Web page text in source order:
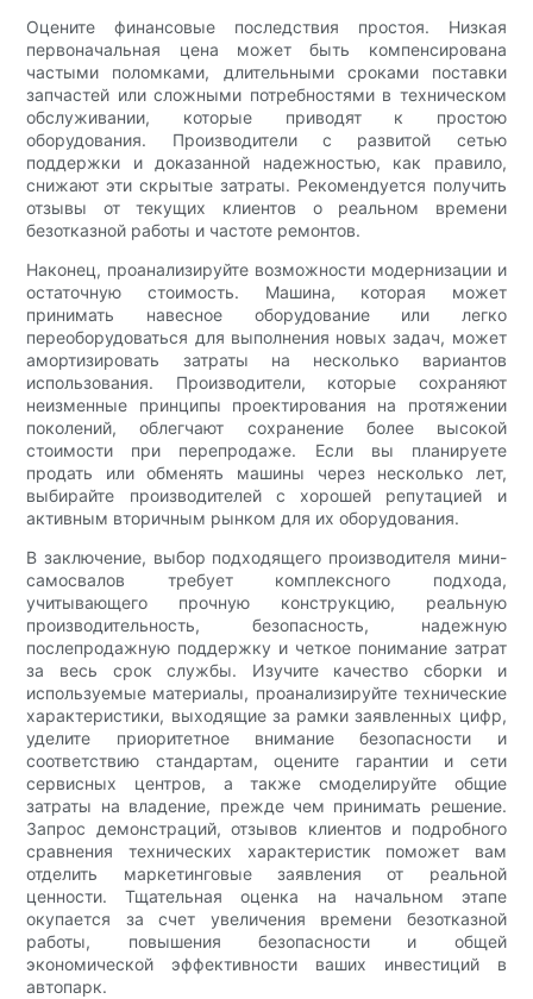
Оцените финансовые последствия простоя. Низкая
первоначальная цена может быть компенсирована
частыми поломками, длительными сроками поставки
запчастей или сложными потребностями в техническом
обслуживании, которые приводят к простою
оборудования. Производители с развитой сетью
поддержки и доказанной надежностью, как правило,
снижают эти скрытые затраты. Рекомендуется получить
отзывы от текущих клиентов о реальном времени
безотказной работы и частоте ремонтов.
Наконец, проанализируйте возможности модернизации и
остаточную стоимость. Машина, которая может
принимать навесное оборудование или легко
переоборудоваться для выполнения новых задач, может
амортизировать затраты на несколько вариантов
использования. Производители, которые сохраняют
неизменные принципы проектирования на протяжении
поколений, облегчают сохранение более высокой
стоимости при перепродаже. Если вы планируете
продать или обменять машины через несколько лет,
выбирайте производителей с хорошей репутацией и
активным вторичным рынком для их оборудования.
В заключение, выбор подходящего производителя мини-
самосвалов требует комплексного подхода,
учитывающего прочную конструкцию, реальную
производительность, безопасность, надежную
послепродажную поддержку и четкое понимание затрат
за весь срок службы. Изучите качество сборки и
используемые материалы, проанализируйте технические
характеристики, выходящие за рамки заявленных цифр,
уделите приоритетное внимание безопасности и
соответствию стандартам, оцените гарантии и сети
сервисных центров, а также смоделируйте общие
затраты на владение, прежде чем принимать решение.
Запрос демонстраций, отзывов клиентов и подробного
сравнения технических характеристик поможет вам
отделить маркетинговые заявления от реальной
ценности. Тщательная оценка на начальном этапе
окупается за счет увеличения времени безотказной
работы, повышения безопасности и общей
экономической эффективности ваших инвестиций в
автопарк.